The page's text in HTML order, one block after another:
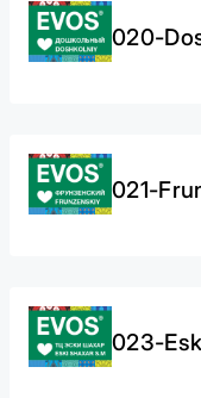
020-
021-
023-